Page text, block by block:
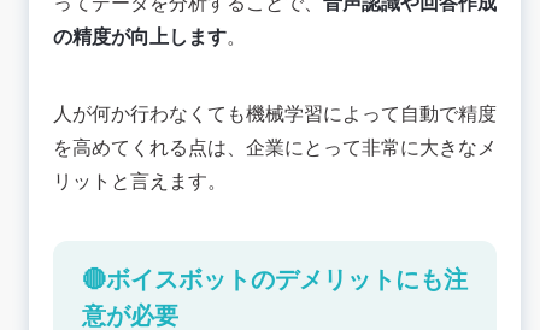
の精度が向上します。
人が何か行わなくても機械学習によって自動で精度
を高めてくれる点は、企業にとって非常に大きなメ
リットと言えます。
🔴ボイスボットのデメリットにも注
意が必要